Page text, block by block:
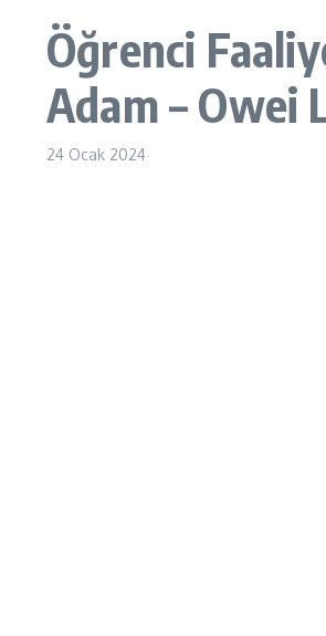
Öğrenci
Adam – Owei
24 Ocak 2024